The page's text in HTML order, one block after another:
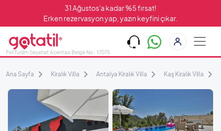
31 Ağustos'a kadar %5 fırsat!
Erken rezervasyon yap, yazın keyfini çıkar.
Fırıl Turizm Seyahat Acentası Belge No : 17075
Ana Sayfa Kiralık Villa Antalya Kiralık Villa Kaş Kiralık Villa